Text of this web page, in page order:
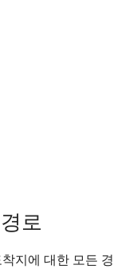
로
지에 대한 모든 경